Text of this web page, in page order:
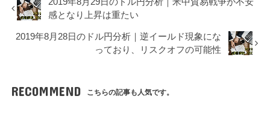
2019年8月29日のドル円分析｜米中貿易戦争が不安
感となり上昇は重たい
2019年8月28日のドル円分析｜逆イールド現象にな
っており、リスクオフの可能性
RECOMMEND こちらの記事も人気です。